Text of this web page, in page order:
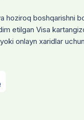
son qarori bilan
son qarori.
bo‘limlari
hoziroq boshqarishni
etilgan Visa
onlayn xaridlar uchun